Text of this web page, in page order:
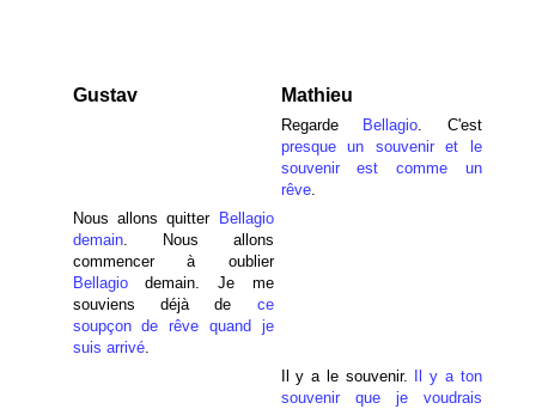
Gustav Mathieu
Regarde Bellagio. C'est
presque un souvenir
et le
souvenir est comme un
rêve.
Nous allons quitter Bellagio
demain. Nous allons
commencer à oublier
Bellagiodemain. Je me
souviens déjà de ce
soupçon de rêve quand je
suis arrivé.
Il y a le souvenir.
Il y a ton
souvenir que je voudrais